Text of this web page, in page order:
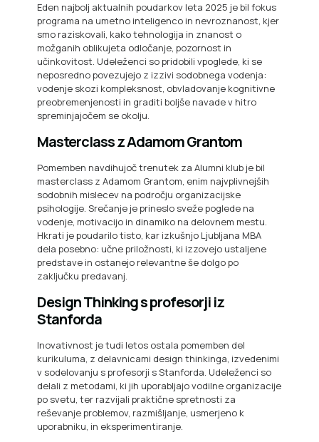
Eden najbolj aktualnih poudarkov leta 2025 je bil fokus
programa na umetno inteligenco in nevroznanost, kjer
smo raziskovali, kako tehnologija in znanost o
možganih oblikujeta odločanje, pozornost in
učinkovitost. Udeleženci so pridobili vpoglede, ki se
neposredno povezujejo z izzivi sodobnega vodenja:
vodenje skozi kompleksnost, obvladovanje kognitivne
preobremenjenosti in graditi boljše navade v hitro
spreminjajočem se okolju.
Masterclass z Adamom Grantom
Pomemben navdihujoč trenutek za Alumni klub je bil
masterclass z Adamom Grantom, enim najvplivnejših
sodobnih mislecev na področju organizacijske
psihologije. Srečanje je prineslo sveže poglede na
vodenje, motivacijo in dinamiko na delovnem mestu.
Hkrati je poudarilo tisto, kar izkušnjo Ljubljana MBA
dela posebno: učne priložnosti, ki izzovejo ustaljene
predstave in ostanejo relevantne še dolgo po
zaključku predavanj.
Design Thinking s profesorji iz
Stanforda
Inovativnost je tudi letos ostala pomemben del
kurikuluma, z delavnicami design thinkinga, izvedenimi
v sodelovanju s profesorji s Stanforda. Udeleženci so
delali z metodami, ki jih uporabljajo vodilne organizacije
po svetu, ter razvijali praktične spretnosti za
reševanje problemov, razmišljanje, usmerjeno k
uporabniku, in eksperimentiranje.